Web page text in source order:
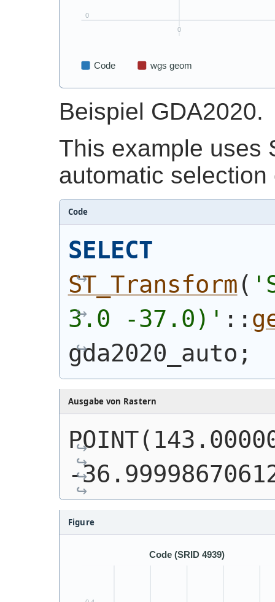
Beispiel GDA2020.
This example uses
automatic
Code
SELECT
ST_Transform ( '
3.0 -37.0) ' ::
gda2020_auto;
Ausgabe von Rastern
-
Figure